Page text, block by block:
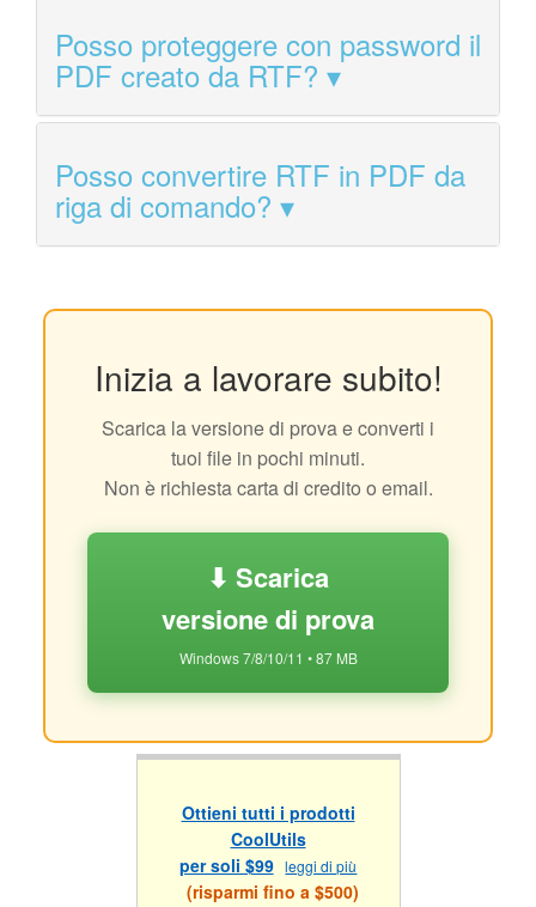
Posso proteggere con password il
PDF creato da RTF?
Posso convertire RTF in PDF da
riga di comando?
Inizia a lavorare subito!
Scarica la versione di prova e converti i
tuoi file in pochi minuti.
Non è richiesta carta di credito o email.
⬇ Scarica
versione di prova
Windows 7/8/10/11 • 87 MB
Ottieni tutti i prodotti
CoolUtils
per soli $99 leggi di più
(risparmi fino a $500)